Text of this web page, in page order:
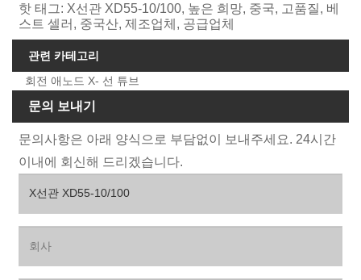
핫 태그: X선관 XD55-10/100, 높은 희망, 중국, 고품질, 베
스트 셀러, 중국산, 제조업체, 공급업체
관련 카테고리
회전 애노드 X- 선 튜브
문의 보내기
문의사항은 아래 양식으로 부담없이 보내주세요. 24시간
이내에 회신해 드리겠습니다.